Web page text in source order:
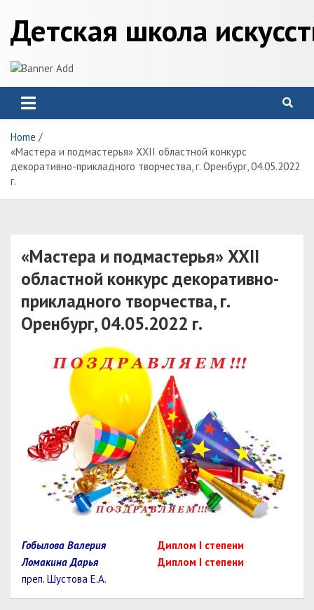
content
Детская школа
Home
«Мастера и подмастерья» XXII областной конкурс
декоративно-прикладного творчества, г. Оренбург, 04.05.2022
г.
«Мастера и подмастерья» XXII
областной конкурс декоративно-
прикладного творчества, г.
Оренбург, 04.05.2022 г.
Гобылова Валерия
Диплом I степени
Ломакина Дарья
Диплом I степени
преп. Шустова Е.А.